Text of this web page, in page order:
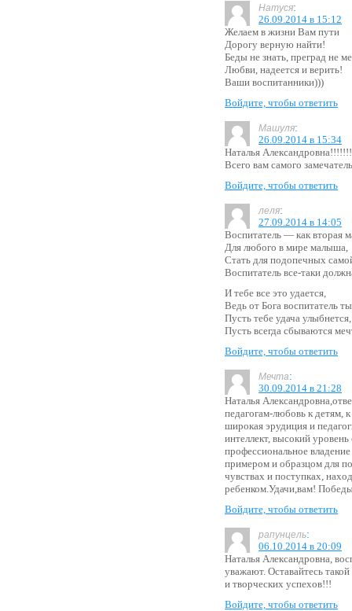
Натуся:
26.09.2014 в 15:12
Желаем в жизни Вам пути
Дорогу верную найти!
Беды не знать, преград не
Любви, надеется и верить!
Ваши воспитанники)))
Войдите, чтобы ответить
Машуля:
26.09.2014 в 15:34
Наталья
Всего вам самого
Войдите, чтобы ответить
леля:
27.09.2014 в 14:05
Воспитатель — как вторая
Для любого в мире малыша,
Стать для подопечных
Воспитатель все-таки
И тебе все это удается,
Ведь от Бога воспитатель
Пусть тебе удача улыбнется,
Пусть всегда сбываются
Войдите, чтобы ответить
Мечта:
30.09.2014 в 21:28
Наталья
педагогам-любовь к детям,
широкая эрудиция и
интеллект, высокий
профессиональное
примером и образцом для
чувствах и поступках,
ребенком.Удачи,вам!
Войдите, чтобы ответить
рапунцель:
06.10.2014 в 20:09
Наталья Александровна,
уважают. Оставайтесь
и творческих успехов!!!
Войдите, чтобы ответить